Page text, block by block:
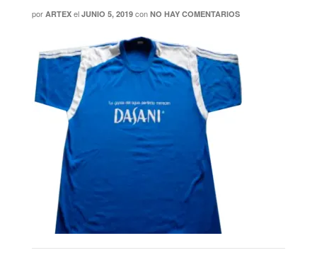
por ARTEX el JUNIO 5, 2019 con NO HAY COMENTARIOS